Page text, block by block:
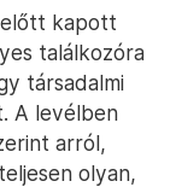
kapott
találkozóra
társadalmi
A levélben
arról,
olyan,